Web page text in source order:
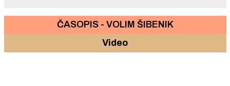
ČASOPIS - VOLIM ŠIBENIK
Video